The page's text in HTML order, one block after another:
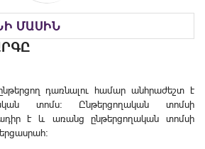
ՄԱՍԻՆ
դառնալու համար անհրաժեշտ է
տոմս: Ընթերցողական տոմսի
է և առանց ընթերցողական տոմսի